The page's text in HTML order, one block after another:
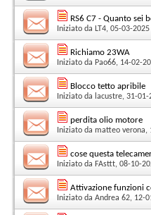
RS6 C7 - Quanto sei
Iniziato da LT4, 05-03-
Richiamo 23WA
Iniziato da Pao66, 14-02-
Blocco tetto apribile
Iniziato da lacustre, 31-01-
perdita olio motore
Iniziato da matteo verona,
cose questa
Iniziato da FAsttt, 08-10-
Attivazione funzioni
Iniziato da Andrea 62, 12-